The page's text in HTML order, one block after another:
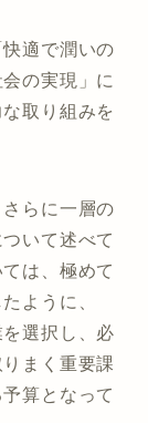
適で潤いの
の実現」に
取り組みを
らに一層の
いて述べて
は、極めて
ように、
選択し、必
まく重要課
算となって